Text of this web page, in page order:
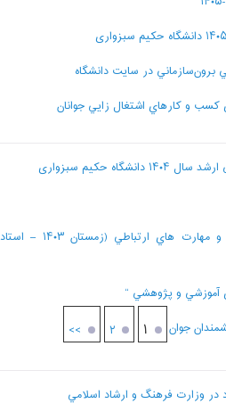
برون‌سازماني در سايت دانشگاه
و کارهاي اشتغال زايي جوانان
حکیم سبزواری
برگزاري کارگاه آموزشي فن بيان و مهارت هاي ارتباطي (زمستان ۱۴۰۳ – استاد
آموزشي و پژوهشي “
جوان
۱ ۲ >>
وزارت فرهنگ و ارشاد اسلامي